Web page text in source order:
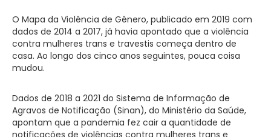
O Mapa da Violência de Gênero, publicado em 2019 com
dados de 2014 a 2017, já havia apontado que a violência
contra mulheres trans e travestis começa dentro de
casa. Ao longo dos cinco anos seguintes, pouca coisa
mudou.
Dados de 2018 a 2021 do Sistema de Informação de
Agravos de Notificação (Sinan), do Ministério da Saúde,
apontam que a pandemia fez cair a quantidade de
notificações de violências contra mulheres trans e